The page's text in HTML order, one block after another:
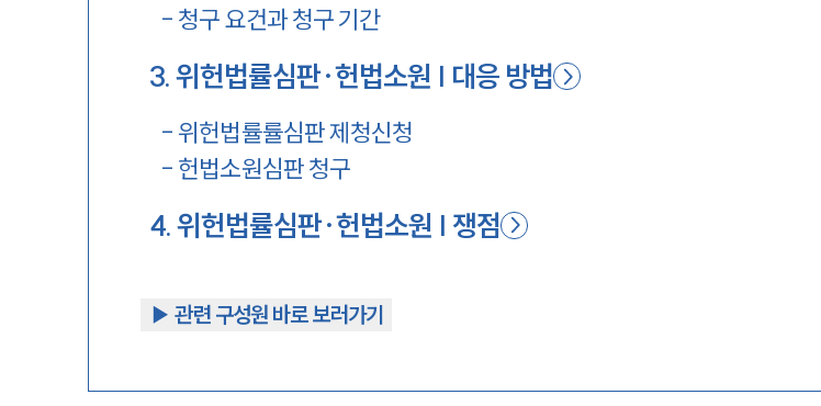
- 청구 요건과 청구 기간
3.위헌법률심판∙헌법소원 | 대응 방법
- 위헌법률률심판 제청신청
- 헌법소원심판 청구
4.위헌법률심판∙헌법소원 | 쟁점
▶︎ 관련 구성원 바로 보러가기